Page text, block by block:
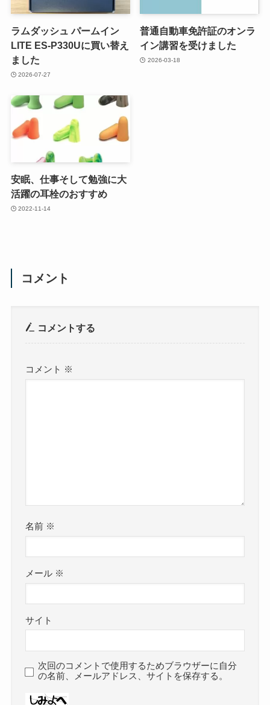
ラムダッシュ パームイン
LITE ES-P330Uに買い替え
ました
2026-07-27
普通自動車免許証のオンラ
イン講習を受けました
2026-03-18
安眠、仕事そして勉強に大
活躍の耳栓のおすすめ
2022-11-14
コメント
コメントする
コメント ※
名前 ※
メール ※
サイト
次回のコメントで使用するためブラウザーに自分
の名前、メールアドレス、サイトを保存する。